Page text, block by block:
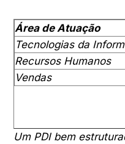
Área de Atuação
Tecnologias da
Recursos Humanos
Vendas
Um PDI bem